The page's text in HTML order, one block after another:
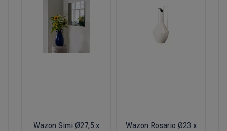
Wazon Simi Ø27,5 x
Wazon Rosario Ø23 x